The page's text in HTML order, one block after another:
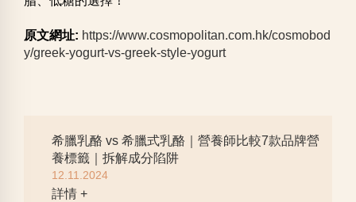
原文網址: https://www.cosmopolitan.com.hk/cosmobod
y/greek-yogurt-vs-greek-style-yogurt
希臘乳酪 vs 希臘式乳酪｜營養師比較7款品牌營
養標籤｜拆解成分陷阱
12.11.2024
詳情 +